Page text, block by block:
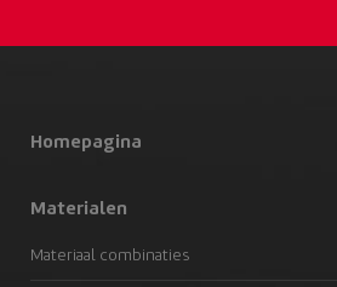
Homepagina
Materialen
Materiaal combinaties